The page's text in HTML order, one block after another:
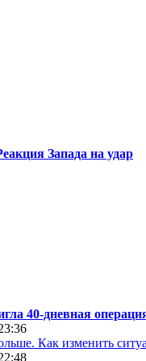
Запада на удар
40-дневная
Как изменить